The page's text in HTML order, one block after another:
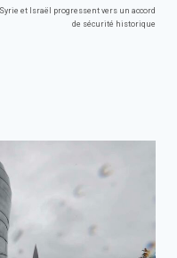
Syrie et Israël progressent vers un accord
de sécurité historique